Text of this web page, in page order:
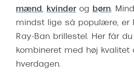
mænd, kvinderog børn.
mindst lige så populære, er
Ray-Ban brillestel. Her får
kombineret med høj kvalitet
hverdagen.